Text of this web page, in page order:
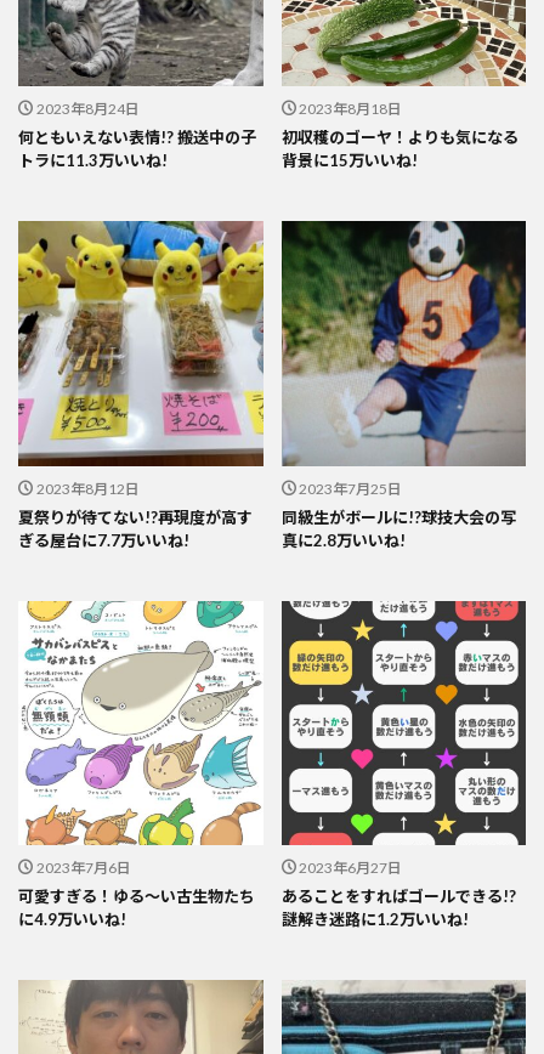
2023年8月24日
何ともいえない表情!? 搬送中の子
トラに11.3万いいね!
2023年8月18日
初収穫のゴーヤ！よりも気になる
背景に15万いいね!
2023年8月12日
夏祭りが待てない!?再現度が高す
ぎる屋台に7.7万いいね!
2023年7月25日
同級生がボールに!?球技大会の写
真に2.8万いいね!
2023年7月6日
可愛すぎる！ゆる～い古生物たち
に4.9万いいね!
2023年6月27日
あることをすればゴールできる!?
謎解き迷路に1.2万いいね!